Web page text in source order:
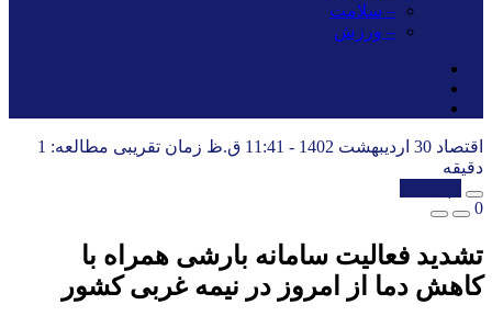
– سلامت
– ورزش
اقتصاد 30 اردیبهشت 1402 - 11:41 ق.ظ
زمان تقریبی مطالعه: 1
دقیقه
0
تشدید فعالیت سامانه بارشی همراه با
کاهش دما از امروز در نیمه غربی کشور